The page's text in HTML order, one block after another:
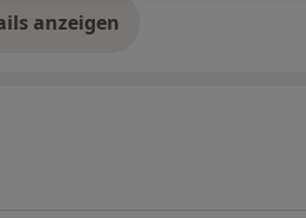
anzeigen
über Erfahrungen